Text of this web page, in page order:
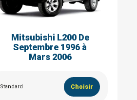
Mitsubishi L200 De
Septembre 1996 à
Mars 2006
Standard Choisir